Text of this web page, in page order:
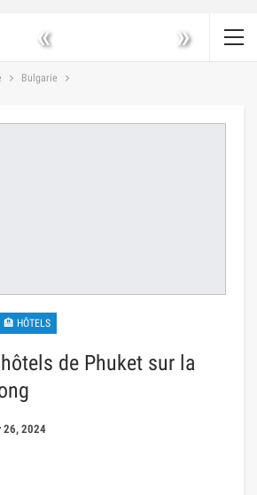
« »
Bulgarie
🏨 HÔTELS
de Phuket sur la
26, 2024